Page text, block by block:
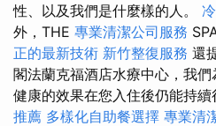
性、以及我們是什麼樣的人。
外，THE 專業清潔公司服務
正的最新技術 新竹整復服務 還
閣法蘭克福酒店水療中心，我
健康的效果在您入住後仍能持續
推薦 多樣化自助餐選擇 專業清